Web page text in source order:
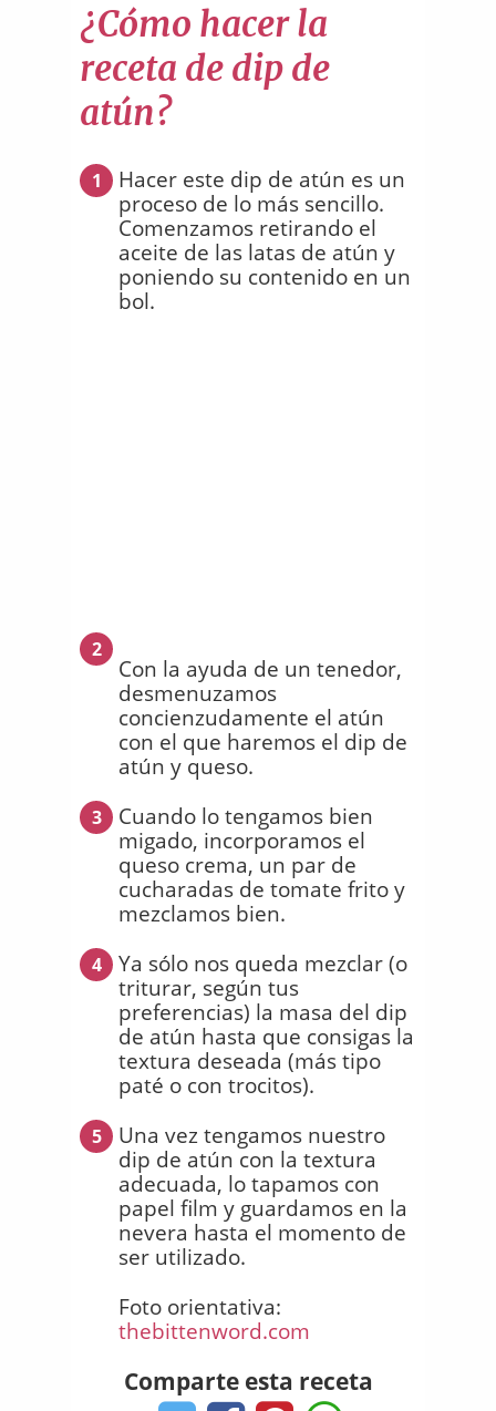
¿Cómo hacer la
receta de dip de
atún?
1
Hacer este dip de atún es un
proceso de lo más sencillo.
Comenzamos retirando el
aceite de las latas de atún y
poniendo su contenido en un
bol.
2
Con la ayuda de un tenedor,
desmenuzamos
concienzudamente el atún
con el que haremos el dip de
atún y queso.
3
Cuando lo tengamos bien
migado, incorporamos el
queso crema, un par de
cucharadas de tomate frito y
mezclamos bien.
4
Ya sólo nos queda mezclar (o
triturar, según tus
preferencias) la masa del dip
de atún hasta que consigas la
textura deseada (más tipo
paté o con trocitos).
5
Una vez tengamos nuestro
dip de atún con la textura
adecuada, lo tapamos con
papel film y guardamos en la
nevera hasta el momento de
ser utilizado.
Foto orientativa:
thebittenword.com
Comparte esta receta